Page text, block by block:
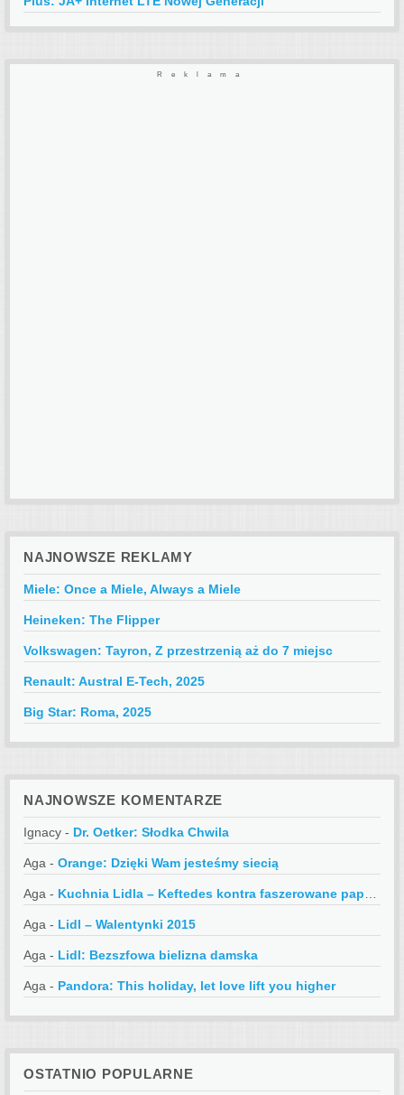
Reklama
NAJNOWSZE REKLAMY
Miele: Once a Miele, Always a Miele
Heineken: The Flipper
Volkswagen: Tayron, Z przestrzenią aż do 7 miejsc
Renault: Austral E-Tech, 2025
Big Star: Roma, 2025
NAJNOWSZE KOMENTARZE
Ignacy - Dr. Oetker: Słodka Chwila
Aga - Orange: Dzięki Wam jesteśmy siecią
Aga - Kuchnia Lidla – Keftedes kontra faszerowane papryczki
Aga - Lidl – Walentynki 2015
Aga - Lidl: Bezszfowa bielizna damska
Aga - Pandora: This holiday, let love lift you higher
OSTATNIO POPULARNE